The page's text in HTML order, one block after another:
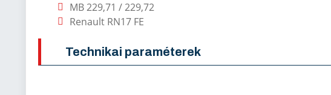
MB 229,71 / 229,72
Renault RN17 FE
Technikai paraméterek